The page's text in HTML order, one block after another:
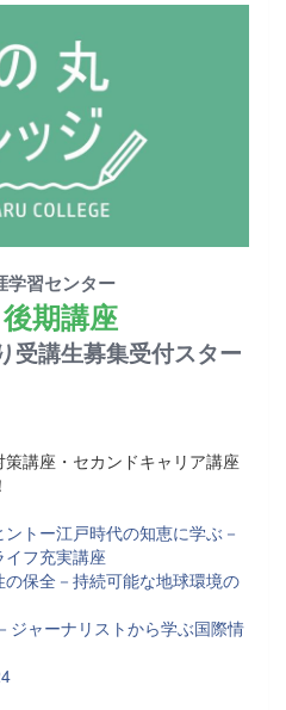
学習センター
期講座
受講生募集受付スター
講座・セカンドキャリア講座
トー江戸時代の知恵に学ぶ－
フ充実講座
保全－持続可能な地球環境の
ジャーナリストから学ぶ国際情